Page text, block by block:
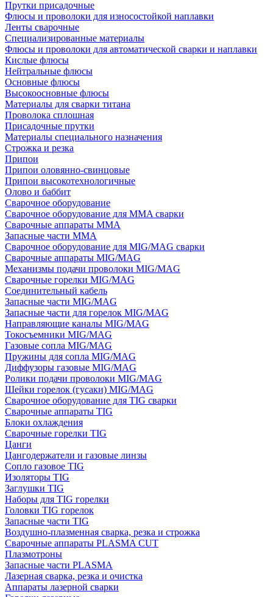
Прутки присадочные
Флюсы и проволоки для износостойкой наплавки
Ленты сварочные
Специализированные материалы
Флюсы и проволоки для автоматической сварки и наплавки
Кислые флюсы
Нейтральные флюсы
Основные флюсы
Высокоосновные флюсы
Материалы для сварки титана
Проволока сплошная
Присадочные прутки
Материалы специального назначения
Строжка и резка
Припои
Припои оловянно-свинцовые
Припои высокотехнологичные
Олово и баббит
Сварочное оборудование
Сварочное оборудование для MMA сварки
Сварочные аппараты MMA
Запасные части MMA
Сварочное оборудование для MIG/MAG сварки
Сварочные аппараты MIG/MAG
Механизмы подачи проволоки MIG/MAG
Сварочные горелки MIG/MAG
Соединительный кабель
Запасные части MIG/MAG
Запасные части для горелок MIG/MAG
Направляющие каналы MIG/MAG
Токосъемники MIG/MAG
Газовые сопла MIG/MAG
Пружины для сопла MIG/MAG
Диффузоры газовые MIG/MAG
Ролики подачи проволоки MIG/MAG
Шейки горелок (гусаки) MIG/MAG
Сварочное оборудование для TIG сварки
Сварочные аппараты TIG
Блоки охлаждения
Сварочные горелки TIG
Цанги
Цангодержатели и газовые линзы
Сопло газовое TIG
Изоляторы TIG
Заглушки TIG
Наборы для TIG горелки
Головки TIG горелок
Запасные части TIG
Воздушно-плазменная сварка, резка и строжка
Сварочные аппараты PLASMA CUT
Плазмотроны
Запасные части PLASMA
Лазерная сварка, резка и очистка
Аппараты лазерной сварки